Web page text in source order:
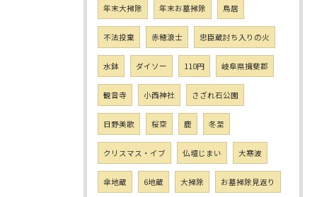
年末大掃除 年末お墓掃除 鳥居
不法投棄 赤穂浪士 忠臣蔵討ち入りの火
水鉢 ダイソー 110円 岐阜県揖斐郡
観音寺 小西神社 さざれ石公園
日野美歌 桜空 鹿 冬至
クリスマス・イブ 仏壇じまい 大寒波
傘地蔵 6地蔵 大掃除 お墓掃除見返り